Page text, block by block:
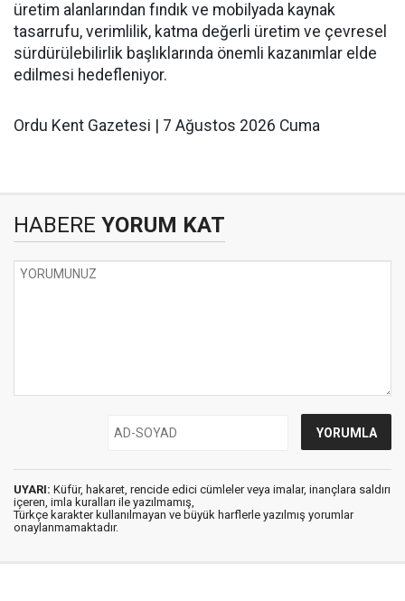
üretim alanlarından fındık ve mobilyada kaynak
tasarrufu, verimlilik, katma değerli üretim ve çevresel
sürdürülebilirlik başlıklarında önemli kazanımlar elde
edilmesi hedefleniyor.
Ordu Kent Gazetesi | 7 Ağustos 2026 Cuma
HABERE YORUM KAT
UYARI: Küfür, hakaret, rencide edici cümleler veya imalar, inançlara saldırı
içeren, imla kuralları ile yazılmamış,
Türkçe karakter kullanılmayan ve büyük harflerle yazılmış yorumlar
onaylanmamaktadır.